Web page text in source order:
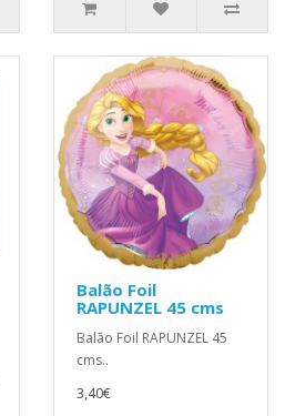
Balão Foil
RAPUNZEL 45 cms
Balão Foil RAPUNZEL 45
cms..
3,40€